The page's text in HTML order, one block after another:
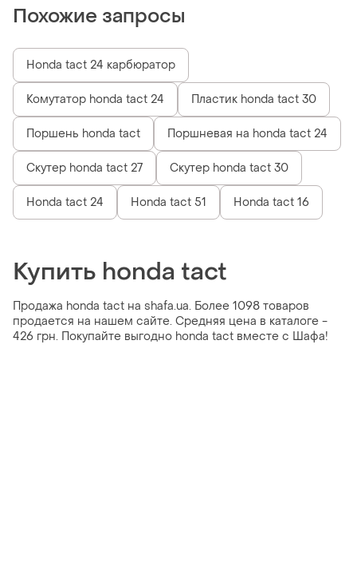
Похожие запросы
Honda tact 24 карбюратор
Комутатор honda tact 24 Пластик honda tact 30
Поршень honda tact Поршневая на honda tact 24
Скутер honda tact 27 Скутер honda tact 30
Honda tact 24 Honda tact 51 Honda tact 16
Купить honda tact
Продажа honda tact на shafa.ua. Более 1098 товаров
продается на нашем сайте. Средняя цена в каталоге -
426 грн. Покупайте выгодно honda tact вместе с Шафа!